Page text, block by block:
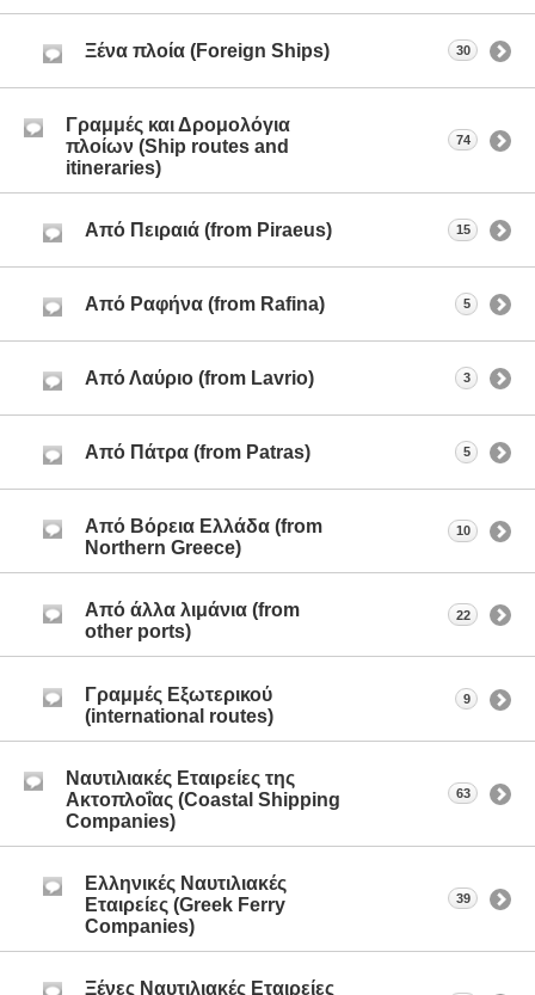
Ξένα πλοία (Foreign Ships) 30
Γραμμές και Δρομολόγια
πλοίων (Ship routes and
itineraries)
74
Aπό Πειραιά (from Piraeus) 15
Από Ραφήνα (from Rafina) 5
Από Λαύριο (from Lavrio) 3
Από Πάτρα (from Patras) 5
Από Βόρεια Ελλάδα (from
Northern Greece)
10
Από άλλα λιμάνια (from
other ports)
22
Γραμμές Εξωτερικού
(international routes)
9
Ναυτιλιακές Εταιρείες της
Ακτοπλοΐας (Coastal Shipping
Companies)
63
Ελληνικές Ναυτιλιακές
Εταιρείες (Greek Ferry
Companies)
39
Ξένες Ναυτιλιακές Εταιρείες